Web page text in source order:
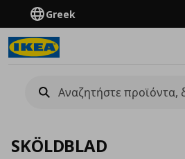
Greek
SKÖLDBLAD